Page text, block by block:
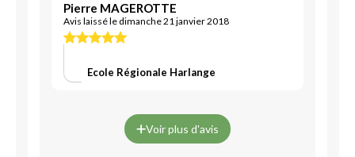
Pierre MAGEROTTE
Avis laissé le dimanche 21 janvier 2018
Ecole Régionale Harlange
Voir plus d'avis